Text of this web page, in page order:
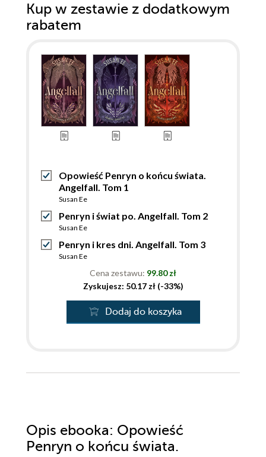
Kup w zestawie z dodatkowym
rabatem
Opowieść Penryn o końcu świata.
Angelfall. Tom 1
Susan Ee
Penryn i świat po. Angelfall. Tom 2
Susan Ee
Penryn i kres dni. Angelfall. Tom 3
Susan Ee
Cena zestawu: 99.80 zł
Zyskujesz: 50.17 zł (-33%)
Dodaj do koszyka
Opis ebooka: Opowieść
Penryn o końcu świata.